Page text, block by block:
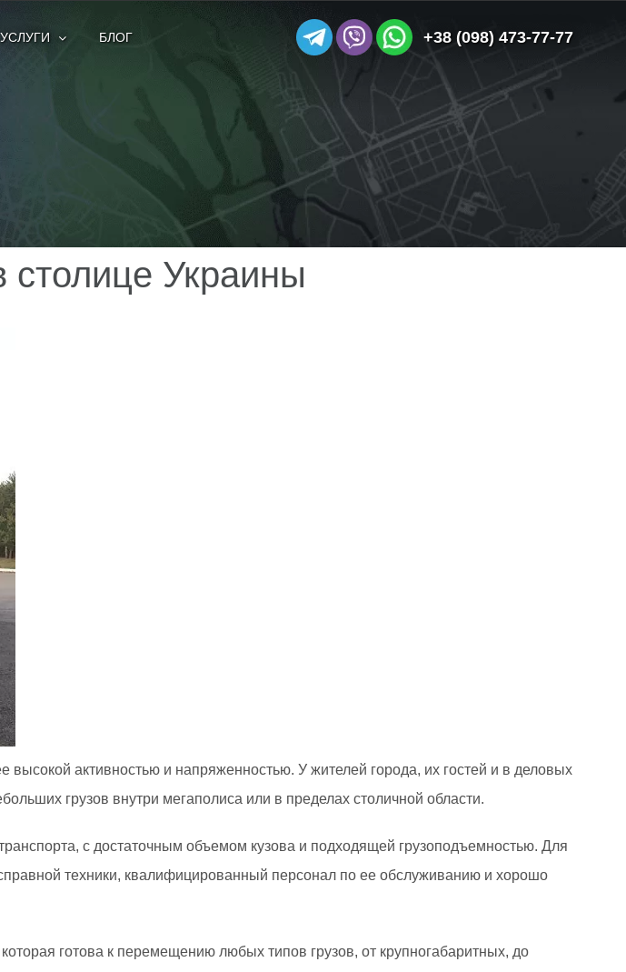
УСЛУГИ БЛОГ +38 (098) 473-77-77
столице Украины
высокой активностью и напряженностью. У жителей города, их гостей и в деловых
грузов внутри мегаполиса или в пределах столичной области.
с достаточным объемом кузова и подходящей грузоподъемностью. Для
техники, квалифицированный персонал по ее обслуживанию и хорошо
готова к перемещению любых типов грузов, от крупногабаритных, до